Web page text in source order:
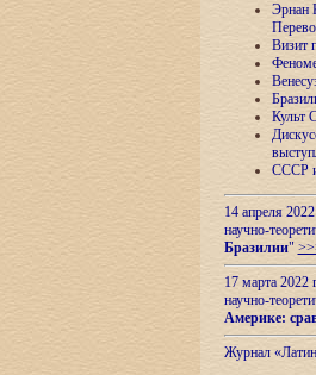
Эрнан
Визит
Культ
СССР и
14 апреля
научно-
Бразилии"
17 марта 2022
научно-
Америке:
Журнал